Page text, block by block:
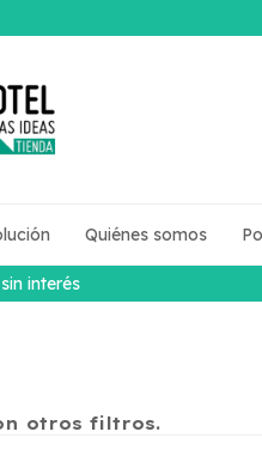
interés
Quiénes somos
otros filtros.